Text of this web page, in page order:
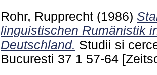
Rohr, Rupprecht (1986)
linguistischen Rumänistik
Deutschland. Studii si
Bucuresti 37 1 57-64